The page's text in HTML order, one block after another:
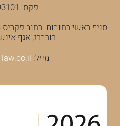
פקס: 08-9393101
רורברג, אגף
מייל: